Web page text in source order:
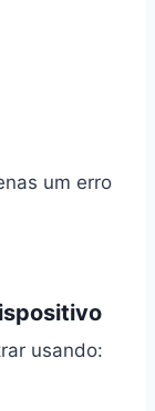
um erro
usando: